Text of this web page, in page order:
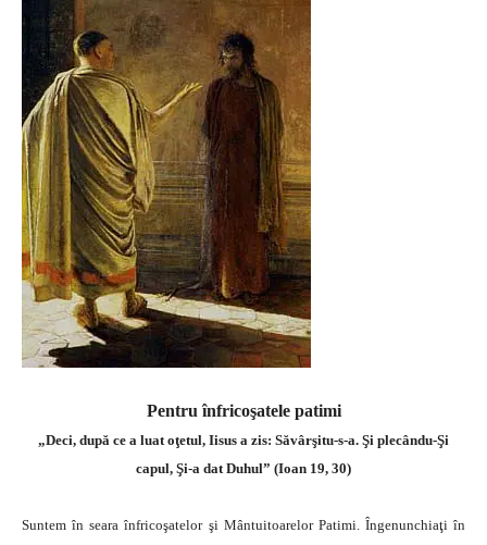
Pentru înfricoşatele patimi
„Deci, după ce a luat oţetul, Iisus a zis: Săvârşitu-s-a. Şi plecându-Şi
capul, Şi-a dat Duhul” (Ioan 19, 30)
Suntem în seara înfricoşatelor şi Mântuitoarelor Patimi. Îngenunchiaţi în